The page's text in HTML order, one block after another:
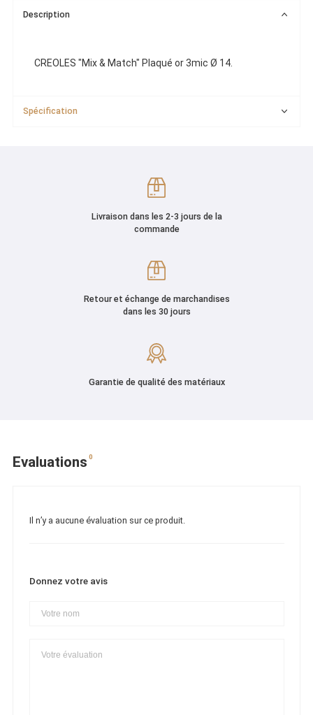
Description
CREOLES "Mix & Match" Plaqué or 3mic Ø 14.
Spécification
Livraison dans les 2-3 jours de la
commande
Retour et échange de marchandises
dans les 30 jours
Garantie de qualité des matériaux
Evaluations 0
Il n’y a aucune évaluation sur ce produit.
Donnez votre avis